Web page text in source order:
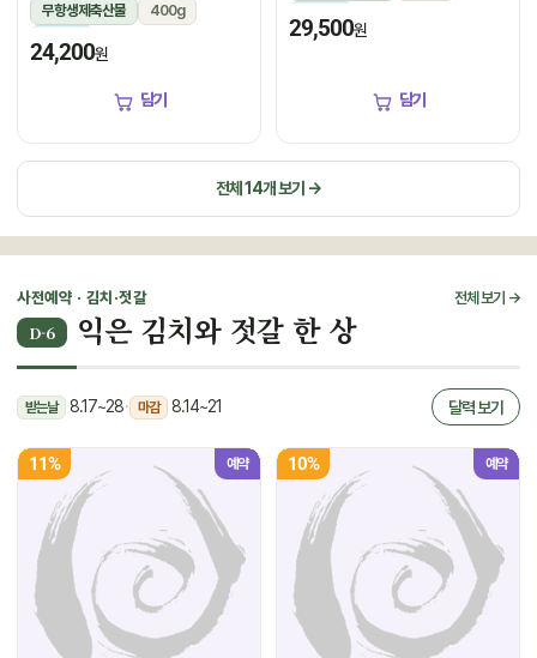
무항생제축산물
400g
냉장
24,200원
담기
냉장
29,500원
담기
전체 14개 보기 →
사전예약 · 김치·젓갈 전체 보기 →
D-6 익은 김치와 젓갈 한 상
받는날 8.17~28· 마감 8.14~21 달력 보기
11% 예약 10% 예약